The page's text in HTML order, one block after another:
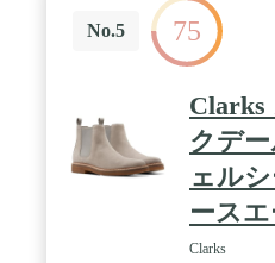
No.5 75
Clarks
クデ
ェル
ース
Clarks